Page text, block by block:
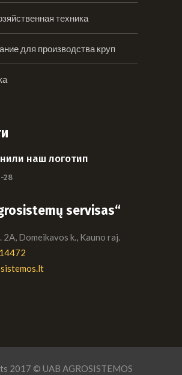
техника
для производства круп
наш логотип
28
servisas“
Domeikavos k., Kauno raj.
2017 © UAB AGROSISTEMOS